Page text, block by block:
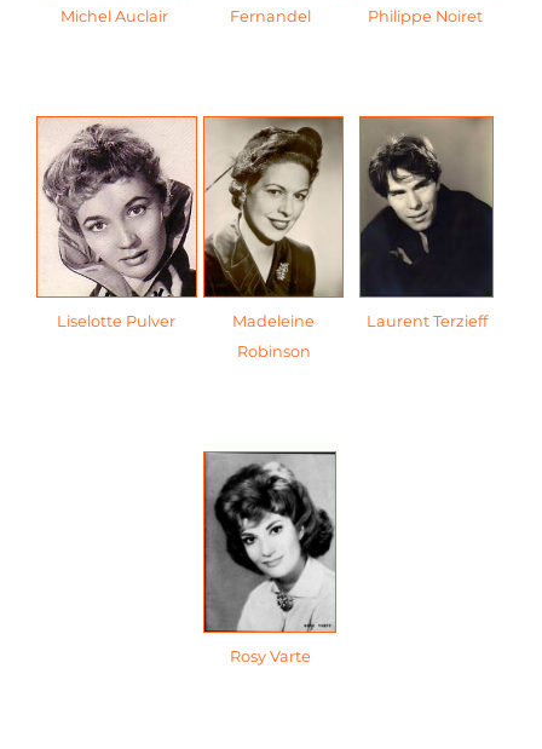
Michel Auclair Fernandel Philippe Noiret
Liselotte Pulver
Madeleine
Robinson
Laurent Terzieff
Rosy Varte